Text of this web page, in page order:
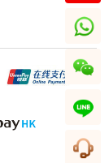
whatsapp